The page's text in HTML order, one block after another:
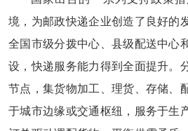
境，为邮政快递企业创造了良好的
全国市级分拨中心、县级配送中心
设，快递服务能力得到全面提升。
节点，集货物加工、理货、存储、
于城市边缘或交通枢纽，服务于生